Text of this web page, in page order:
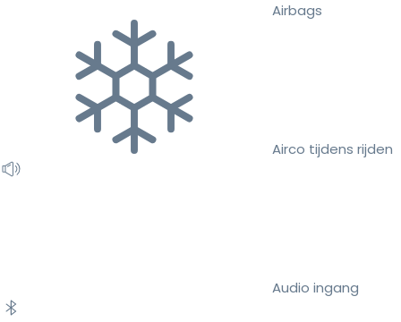
Airbags
Airco tijdens rijden
Audio ingang